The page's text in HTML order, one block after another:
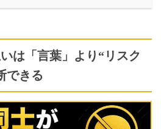
は「言葉」より“リスク
できる